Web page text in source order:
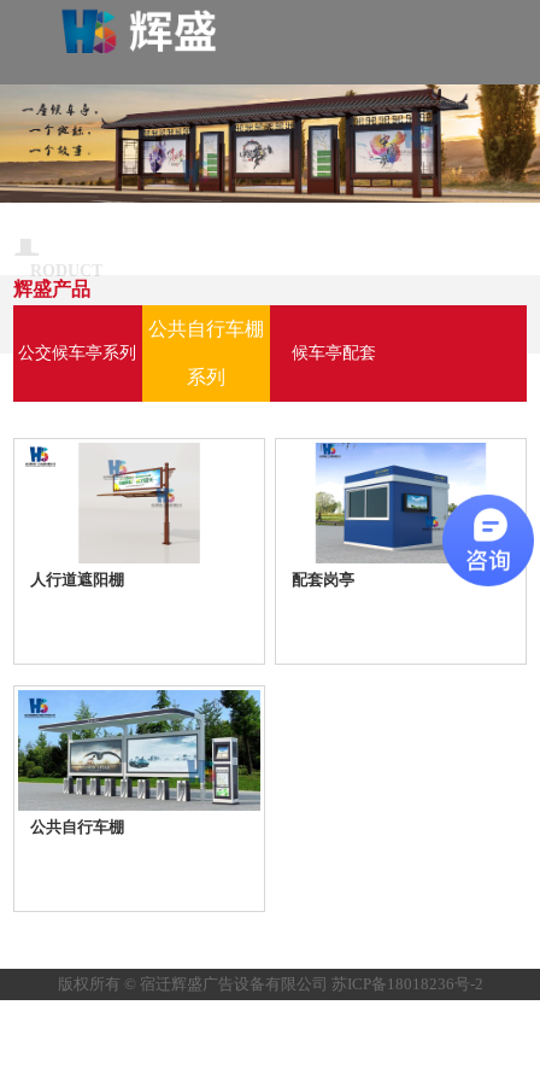
PRODUCT
辉盛产品
公交候车亭系列
公共自行车棚
系列
候车亭配套
人行道遮阳棚 配套岗亭
公共自行车棚
版权所有 © 宿迁辉盛广告设备有限公司 苏ICP备18018236号-2